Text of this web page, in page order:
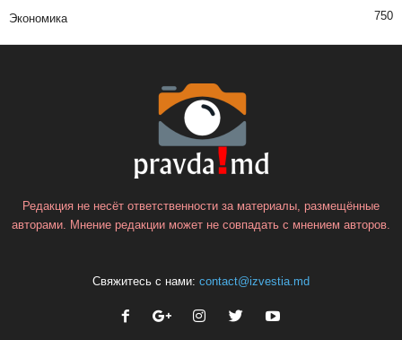
Экономика 750
Редакция не несёт ответственности за материалы, размещённые
авторами. Мнение редакции может не совпадать с мнением авторов.
Свяжитесь с нами: contact@izvestia.md